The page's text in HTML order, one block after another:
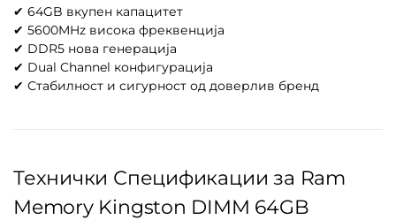
✔ 64GB вкупен капацитет
✔ 5600MHz висока фреквенција
✔ DDR5 нова генерација
✔ Dual Channel конфигурација
✔ Стабилност и сигурност од доверлив бренд
Технички Спецификации за Ram
Memory Kingston DIMM 64GB